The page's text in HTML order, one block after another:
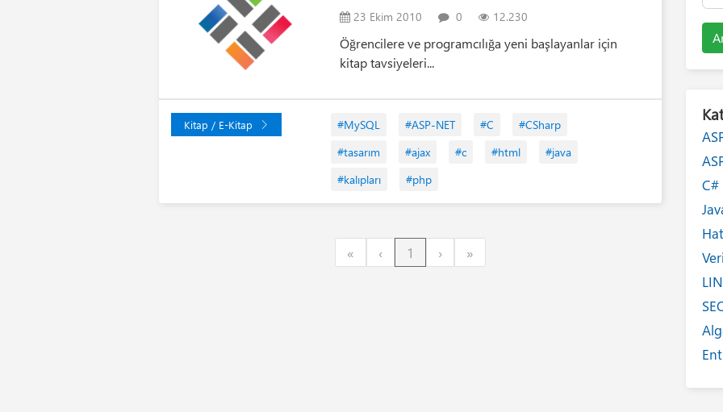
23 Ekim 2010 0 12.230
Öğrencilere ve programcılığa yeni başlayanlar için
kitap tavsiyeleri...
Kitap / E-Kitap #MySQL #ASP-NET #C
#CSharp
#tasarım
#ajax #c #html
#java
#kalıpları
#php
« ‹Previous
1 ›Next»
C#